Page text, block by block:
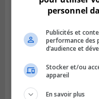
Candiac
personnel
Publicités et
performance des
d’audience et
Stocker et/ou
appareil
En savoir plus